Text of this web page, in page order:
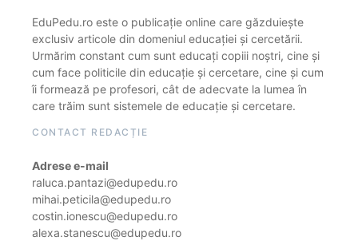
EduPedu.ro este o publicație online care găzduiește
exclusiv articole din domeniul educației și cercetării.
Urmărim constant cum sunt educați copiii noștri, cine și
cum face politicile din educație și cercetare, cine și cum
îi formează pe profesori, cât de adecvate la lumea în
care trăim sunt sistemele de educație și cercetare.
CONTACT REDACȚIE
Adrese e-mail
raluca.pantazi@edupedu.ro
mihai.peticila@edupedu.ro
costin.ionescu@edupedu.ro
alexa.stanescu@edupedu.ro